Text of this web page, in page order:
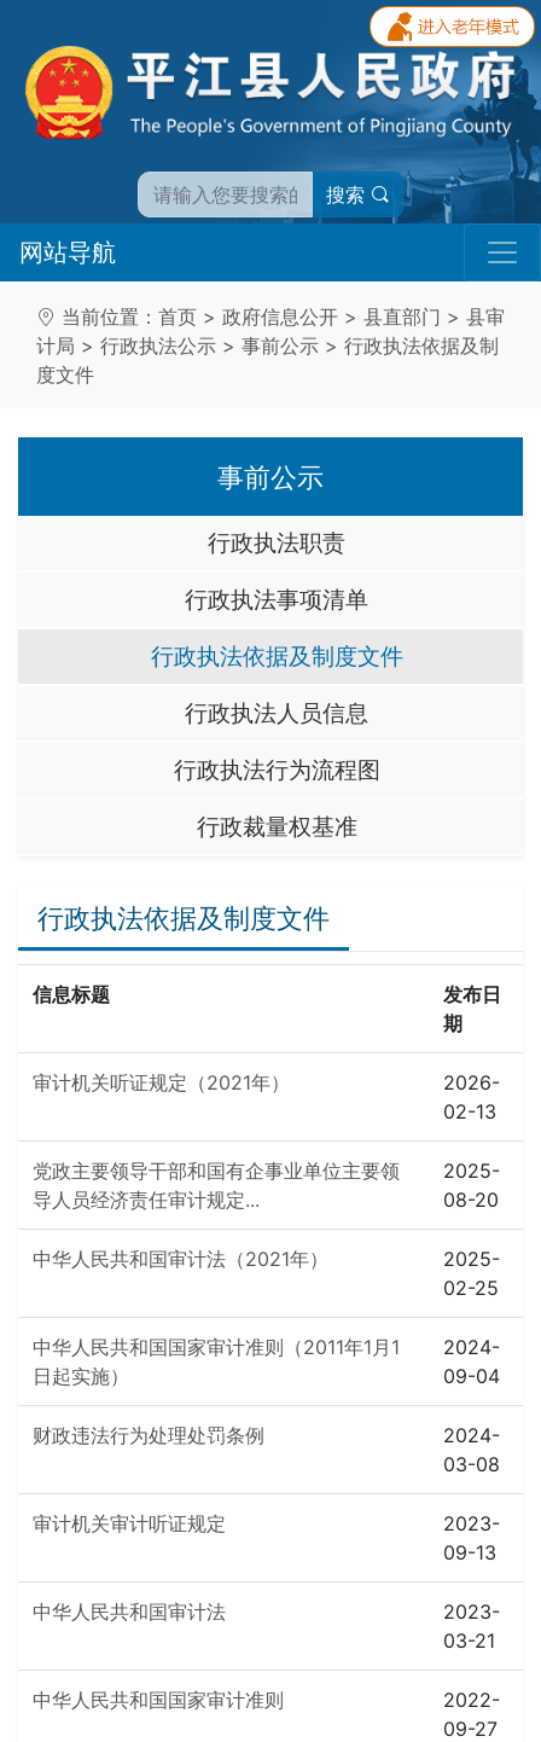
搜索
网站导航
当前位置： 首页 > 政府信息公开 > 县直部门 > 县审
计局 > 行政执法公示 > 事前公示 > 行政执法依据及制
度文件
事前公示
行政执法职责
行政执法事项清单
行政执法依据及制度文件
行政执法人员信息
行政执法行为流程图
行政裁量权基准
行政执法依据及制度文件
信息标题
发布日
期
审计机关听证规定（2021年）
2026-
02-13
党政主要领导干部和国有企事业单位主要领
导人员经济责任审计规定...
2025-
08-20
中华人民共和国审计法（2021年）
2025-
02-25
中华人民共和国国家审计准则（2011年1月1
日起实施）
2024-
09-04
财政违法行为处理处罚条例
2024-
03-08
审计机关审计听证规定
2023-
09-13
中华人民共和国审计法
2023-
03-21
中华人民共和国国家审计准则
2022-
09-27